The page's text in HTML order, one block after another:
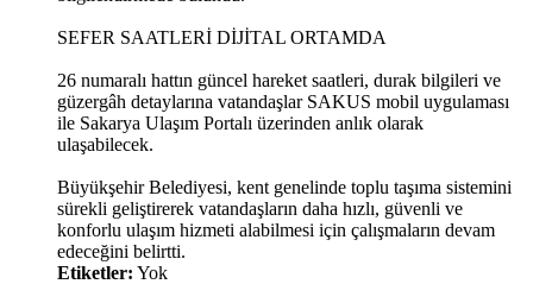
SEFER SAATLERİ DİJİTAL ORTAMDA
26 numaralı hattın güncel hareket saatleri, durak bilgileri ve
güzergâh detaylarına vatandaşlar SAKUS mobil uygulaması
ile Sakarya Ulaşım Portalı üzerinden anlık olarak
ulaşabilecek.
Büyükşehir Belediyesi, kent genelinde toplu taşıma sistemini
sürekli geliştirerek vatandaşların daha hızlı, güvenli ve
konforlu ulaşım hizmeti alabilmesi için çalışmaların devam
edeceğini belirtti.
Etiketler: Yok